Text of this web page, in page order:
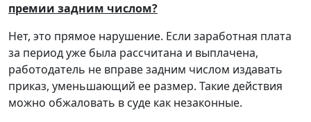
премии задним числом?
Нет, это прямое нарушение. Если заработная плата
за период уже была рассчитана и выплачена,
работодатель не вправе задним числом издавать
приказ, уменьшающий ее размер. Такие действия
можно обжаловать в суде как незаконные.